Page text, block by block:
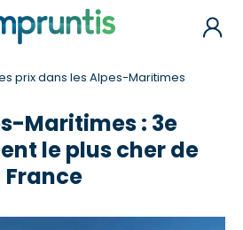
prix dans les Alpes-Maritimes
Maritimes : 3e
le plus cher de
France